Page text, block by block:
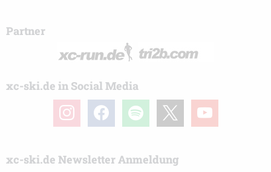
Partner
xc-ski.de in Social Media
instagramfacebook spotify youtube
xc-ski.de Newsletter Anmeldung